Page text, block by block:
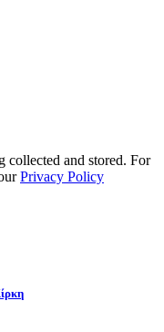
collected and stored. For
Privacy Policy